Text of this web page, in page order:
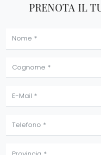
PRENOTA IL